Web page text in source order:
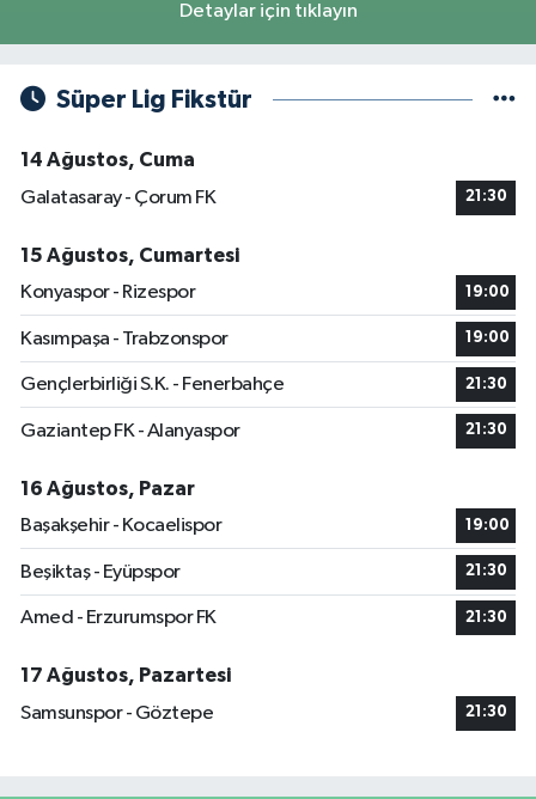
Detaylar için tıklayın
Süper Lig Fikstür
14 Ağustos, Cuma
Galatasaray - Çorum FK
21:30
15 Ağustos, Cumartesi
Konyaspor - Rizespor
19:00
Kasımpaşa - Trabzonspor 19:00
Gençlerbirliği S.K. - Fenerbahçe 21:30
Gaziantep FK - Alanyaspor 21:30
16 Ağustos, Pazar
Başakşehir - Kocaelispor
19:00
Beşiktaş - Eyüpspor 21:30
Amed - Erzurumspor FK 21:30
17 Ağustos, Pazartesi
Samsunspor - Göztepe
21:30